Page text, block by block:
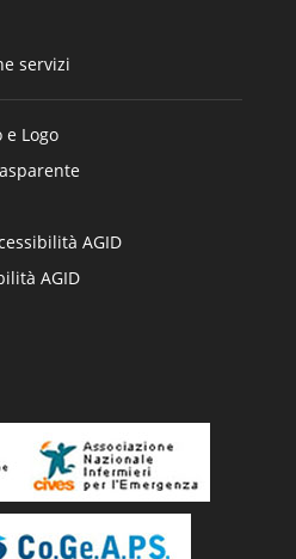
servizi
e Logo
AGID
AGID